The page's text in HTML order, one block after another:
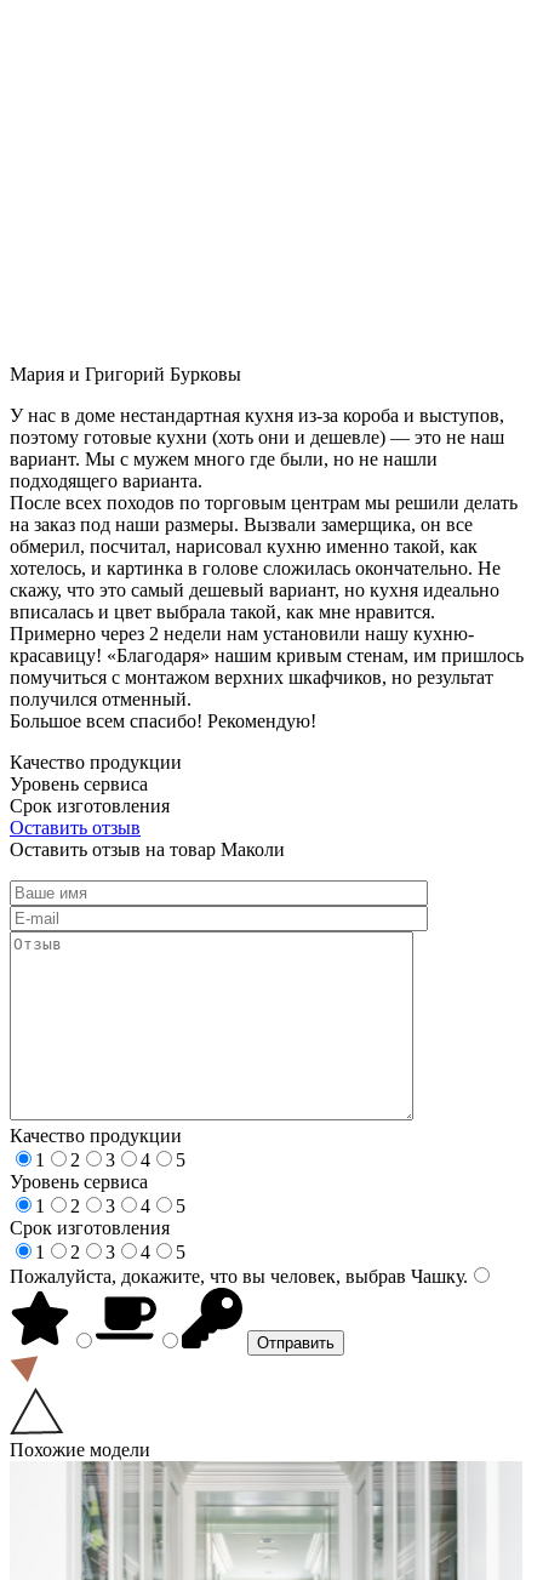
Мария и Григорий Бурковы
У нас в доме нестандартная кухня из-за короба и выступов,
поэтому готовые кухни (хоть они и дешевле) — это не наш
вариант. Мы с мужем много где были, но не нашли
подходящего варианта.
После всех походов по торговым центрам мы решили делать
на заказ под наши размеры. Вызвали замерщика, он все
обмерил, посчитал, нарисовал кухню именно такой, как
хотелось, и картинка в голове сложилась окончательно. Не
скажу, что это самый дешевый вариант, но кухня идеально
вписалась и цвет выбрала такой, как мне нравится.
Примерно через 2 недели нам установили нашу кухню-
красавицу! «Благодаря» нашим кривым стенам, им пришлось
помучиться с монтажом верхних шкафчиков, но результат
получился отменный.
Большое всем спасибо! Рекомендую!
Качество продукции
Уровень сервиса
Срок изготовления
Оставить отзыв
Оставить отзыв на товар Маколи
Качество продукции
1
2 3 4
5
Уровень сервиса
1
2 3 4
5
Срок изготовления
1
2 3 4
5
Пожалуйста, докажите, что вы человек, выбрав Чашку.
Похожие модели